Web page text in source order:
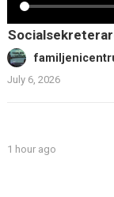
July 6, 2026
1 hour ago